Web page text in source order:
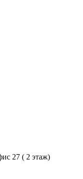
27 ( 2 этаж)